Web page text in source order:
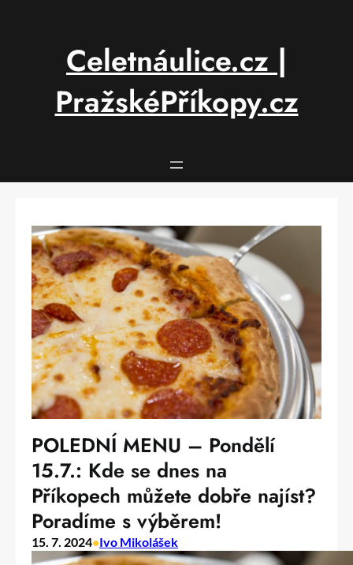
Celetnáulice.cz |
PražskéPříkopy.cz
POLEDNÍ MENU – Pondělí
15.7.: Kde se dnes na
Příkopech můžete dobře najíst?
Poradíme s výběrem!
15. 7. 2024•Ivo Mikolášek